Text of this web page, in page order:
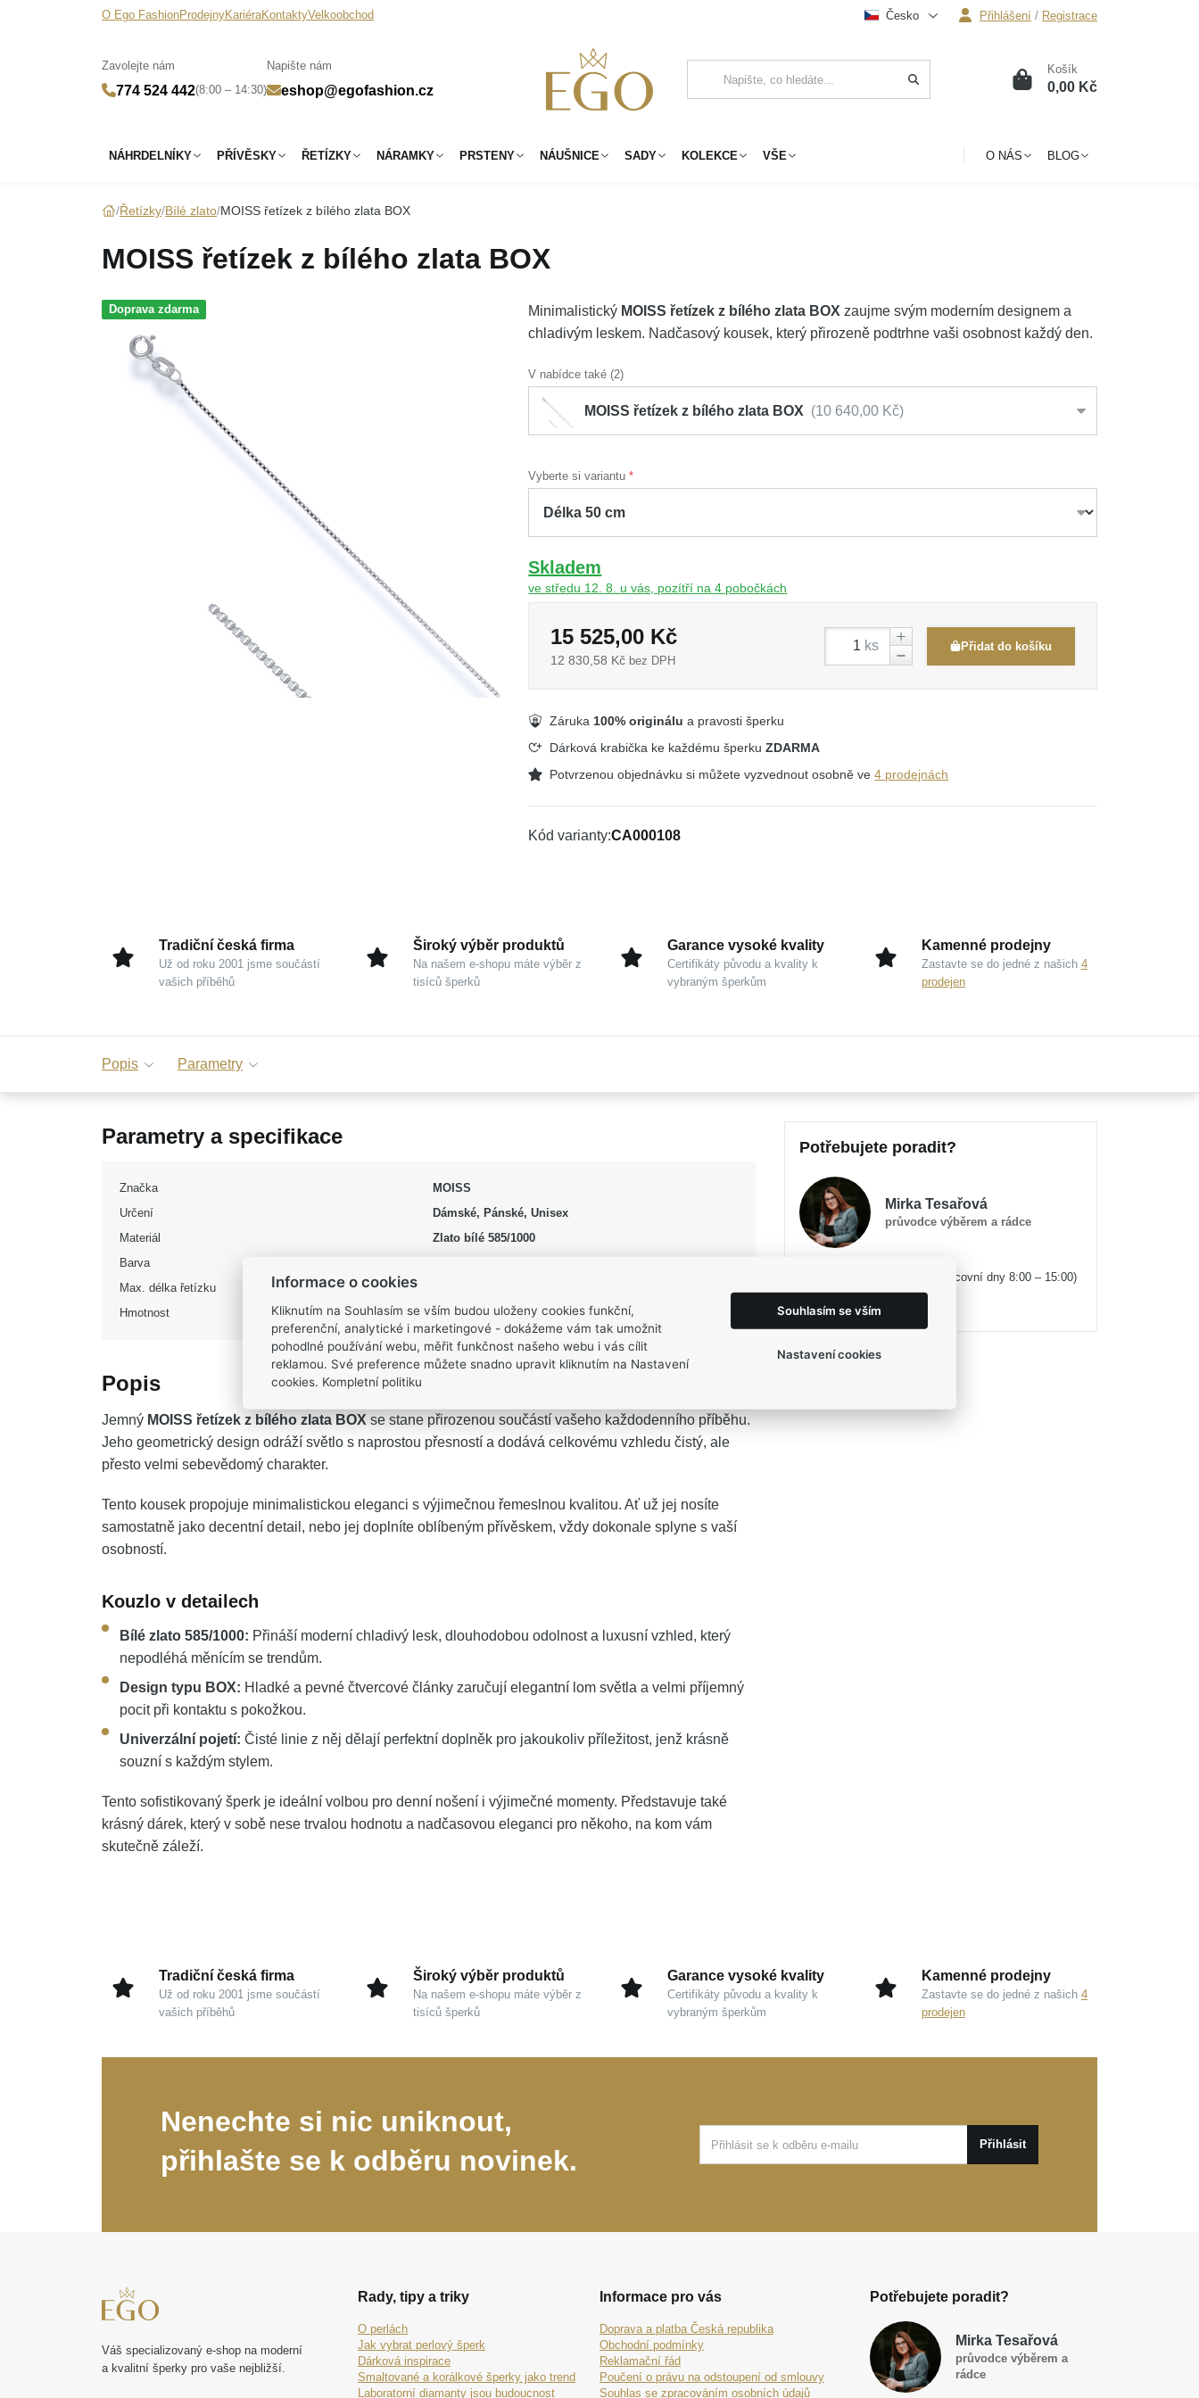
O Ego FashionProdejnyKariéraKontaktyVelkoobchod
Zavolejte nám
774 524 442(8:00 – 14:30)
Napište nám
eshop@egofashion.cz
Česko Přihlášení / Registrace
0 Košík
0,00 Kč
NÁHRDELNÍKY PŘÍVĚSKY ŘETÍZKY NÁRAMKY PRSTENY NÁUŠNICE SADY KOLEKCE VŠE O NÁS BLOG
Řetízky Bílé zlato MOISS řetízek z bílého zlata BOX
MOISS řetízek z bílého zlata BOX
Doprava zdarma Minimalistický MOISS řetízek z bílého zlata BOX zaujme svým moderním designem a
chladivým leskem. Nadčasový kousek, který přirozeně podtrhne vaši osobnost každý den.
V nabídce také (2)
MOISS řetízek z bílého zlata BOX 10 640,00 Kč
Vyberte si variantu
Skladem
ve středu 12. 8. u vás, pozítří na 4 pobočkách
15 525,00 Kč
12 830,58 Kč bez DPH
ks Přidat do košíku
Záruka 100% originálu a pravosti šperku
Dárková krabička ke každému šperkuZDARMA
Potvrzenou objednávku si můžete vyzvednout osobně ve4 prodejnách
Kód varianty CA000108
Tradiční česká firma
Už od roku 2001 jsme součástí
vašich příběhů
Široký výběr produktů
Na našem e-shopu máte výběr z
tisíců šperků
Garance vysoké kvality
Certifikáty původu a kvality k
vybraným šperkům
Kamenné prodejny
Zastavte se do jedné z našich 4
prodejen
Popis Parametry
Parametry a specifikace
Značka
MOISS
Určení
Dámské, Pánské, Unisex
Materiál
Zlato bílé 585/1000
Barva
Max. délka řetízku
Hmotnost
3,8 g
Popis
Jemný MOISS řetízek z bílého zlata BOX se stane přirozenou součástí vašeho každodenního příběhu.
Jeho geometrický design odráží světlo s naprostou přesností a dodává celkovému vzhledu čistý, ale
přesto velmi sebevědomý charakter.
Tento kousek propojuje minimalistickou eleganci s výjimečnou řemeslnou kvalitou. Ať už jej nosíte
samostatně jako decentní detail, nebo jej doplníte oblíbeným přívěskem, vždy dokonale splyne s vaší
osobností.
Kouzlo v detailech
Bílé zlato 585/1000: Přináší moderní chladivý lesk, dlouhodobou odolnost a luxusní vzhled, který
nepodléhá měnícím se trendům.
Design typu BOX: Hladké a pevné čtvercové články zaručují elegantní lom světla a velmi příjemný
pocit při kontaktu s pokožkou.
Univerzální pojetí: Čisté linie z něj dělají perfektní doplněk pro jakoukoliv příležitost, jenž krásně
souzní s každým stylem.
Tento sofistikovaný šperk je ideální volbou pro denní nošení i výjimečné momenty. Představuje také
krásný dárek, který v sobě nese trvalou hodnotu a nadčasovou eleganci pro někoho, na kom vám
skutečně záleží.
Potřebujete poradit?
Mirka Tesařová
průvodce výběrem a rádce
(v pracovní dny 8:00 – 15:00)
eshop@egofashion.cz
Tradiční česká firma
Už od roku 2001 jsme součástí
vašich příběhů
Široký výběr produktů
Na našem e-shopu máte výběr z
tisíců šperků
Garance vysoké kvality
Certifikáty původu a kvality k
vybraným šperkům
Kamenné prodejny
Zastavte se do jedné z našich 4
prodejen
Nenechte si nic uniknout,
přihlašte se k odběru novinek.
Přihlásit
Váš specializovaný e-shop na moderní
a kvalitní šperky pro vaše nejbližší.
Rady, tipy a triky
O perlách
Jak vybrat perlový šperk
Dárková inspirace
Smaltované a korálkové šperky jako trend
Laboratorní diamanty jsou budoucnost
Informace pro vás
Doprava a platba Česká republika
Obchodní podmínky
Reklamační řád
Poučení o právu na odstoupení od smlouvy
Souhlas se zpracováním osobních údajů
Potřebujete poradit?
Mirka Tesařová
průvodce výběrem a
rádce
Informace o cookies
Kliknutím na Souhlasím se vším budou uloženy cookies funkční,
preferenční, analytické i marketingové - dokážeme vám tak umožnit
pohodlné používání webu, měřit funkčnost našeho webu i vás cílit
reklamou. Své preference můžete snadno upravit kliknutím na Nastavení
cookies. Kompletní politiku
Souhlasím se vším
Nastavení cookies